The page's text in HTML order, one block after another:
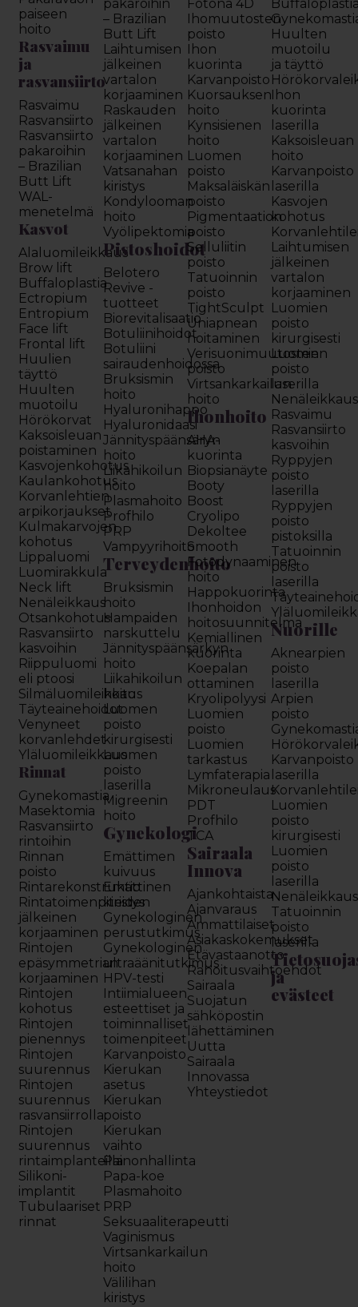
paiseen
hoito
Rasvaimu
ja
rasvansiirto
Rasvaimu
Rasvansiirto
Rasvansiirto
pakaroihin
– Brazilian
Butt Lift
WAL-
menetelmä
Kasvot
Alaluomileikkaus
Brow lift
Buffaloplastia
Ectropium
Entropium
Face lift
Frontal lift
Huulien
täyttö
Huulten
muotoilu
Hörökorvat
Kaksoisleuan
poistaminen
Kasvojenkohotus
Kaulankohotus
Korvanlehtien
arpikorjaukset
Kulmakarvojen
kohotus
Lippaluomi
Luomirakkula
Neck lift
Nenäleikkaus
Otsankohotus
Rasvansiirto
kasvoihin
Riippuluomi
eli ptoosi
Silmäluomileikkaus
Täyteainehoidot
Venyneet
korvanlehdet
Yläluomileikkaus
Rinnat
Gynekomastia
Masektomia
Rasvansiirto
rintoihin
Rinnan
poisto
Rintarekonstruktio
Rintatoimenpiteiden
jälkeinen
korjaaminen
Rintojen
epäsymmetrian
korjaaminen
Rintojen
kohotus
Rintojen
pienennys
Rintojen
suurennus
Rintojen
suurennus
rasvansiirrolla
Rintojen
suurennus
rintaimplanteilla
Silikoni-
implantit
Tubulaariset
rinnat
pakaroihin
– Brazilian
Butt Lift
Laihtumisen
jälkeinen
vartalon
korjaaminen
Raskauden
jälkeinen
vartalon
korjaaminen
Vatsanahan
kiristys
Kondylooman
hoito
Vyölipektomia
Pistoshoidot
Belotero
Revive -
tuotteet
Biorevitalisaatio
Botuliinihoidot
Botuliini
sairaudenhoidossa
Bruksismin
hoito
Hyaluronihappo
Hyaluronidaasi
Jännityspäänsäryn
hoito
Liikahikoilun
hoito
Plasmahoito
Profhilo
PRP
Vampyyrihoito
Terveydenhoito
Bruksismin
hoito
Hampaiden
narskuttelu
Jännityspäänsärkyn
hoito
Liikahikoilun
hoito
Luomen
poisto
kirurgisesti
Luomen
poisto
laserilla
Migreenin
hoito
Gynekologi
Emättimen
kuivuus
Emättinen
kiristys
Gynekologinen
perustutkimus
Gynekologinen
ultraäänitutkimus
HPV-testi
Intiimialueen
esteettiset ja
toiminnalliset
toimenpiteet
Karvanpoisto
Kierukan
asetus
Kierukan
poisto
Kierukan
vaihto
Painonhallinta
Papa-koe
Plasmahoito
PRP
Seksuaaliterapeutti
Vaginismus
Virtsankarkailun
hoito
Välilihan
kiristys
Fotona 4D
Ihomuutosten
poisto
Ihon
kuorinta
Karvanpoisto
Kuorsauksen
hoito
Kynsisienen
hoito
Luomen
poisto
Maksaläiskän
poisto
Pigmentaation
poisto
Selluliitin
poisto
Tatuoinnin
poisto
TightSculpt
Uniapnean
hoitaminen
Verisuonimuutosten
poisto
Virtsankarkailun
hoito
Ihonhoito
AHA-
kuorinta
Biopsianäyte
Booty
Boost
Cryolipo
Dekoltee
Smooth
Fotodynaaminen
hoito
Happokuorinta
Ihonhoidon
hoitosuunnitelma
Kemiallinen
kuorinta
Koepalan
ottaminen
Kryolipolyysi
Luomien
poisto
Luomien
tarkastus
Lymfaterapia
Mikroneulaus
PDT
Profhilo
TCA
Sairaala
Innova
Ajankohtaista
Ajanvaraus
Ammattilaiset
Asiakaskokemukset
Etävastaanotto
Rahoitusvaihtoehdot
Sairaala
Suojatun
sähköpostin
lähettäminen
Uutta
Sairaala
Innovassa
Yhteystiedot
Huulten
muotoilu
ja täyttö
Ihon
kuorinta
laserilla
Kaksoisleuan
hoito
Karvanpoisto
laserilla
Kasvojen
kohotus
Laihtumisen
jälkeinen
vartalon
korjaaminen
Luomien
poisto
kirurgisesti
Luomien
poisto
laserilla
Nenäleikkaus
Rasvaimu
Rasvansiirto
kasvoihin
Ryppyjen
poisto
laserilla
Ryppyjen
poisto
pistoksilla
Tatuoinnin
poisto
laserilla
Nuorille
Aknearpien
poisto
laserilla
Arpien
poisto
Karvanpoisto
laserilla
Luomien
poisto
kirurgisesti
Luomien
poisto
laserilla
Nenäleikkaus
Tatuoinnin
poisto
laserilla
ja
evästeet